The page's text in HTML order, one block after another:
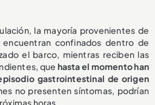
la mayoría provenientes de
confinados dentro de
el barco, mientras reciben las
que hasta el momento han
gastrointestinal de origen
no presenten síntomas, podrían
horas.